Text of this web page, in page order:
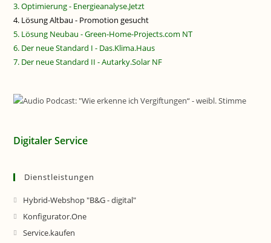
3. Optimierung - Energieanalyse.Jetzt
4. Lösung Altbau - Promotion gesucht
5. Lösung Neubau - Green-Home-Projects.com NT
6. Der neue Standard I - Das.Klima.Haus
7. Der neue Standard II - Autarky.Solar NF
Digitaler Service
Dienstleistungen
Hybrid-Webshop "B&G - digital"
Konfigurator.One
Service.kaufen